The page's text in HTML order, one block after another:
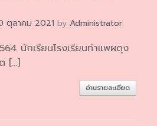
ตุลาคม 2021 by Administrator
นักเรียนโรงเรียนท่าแพผดุง
[…]
อ่านรายละเอียด